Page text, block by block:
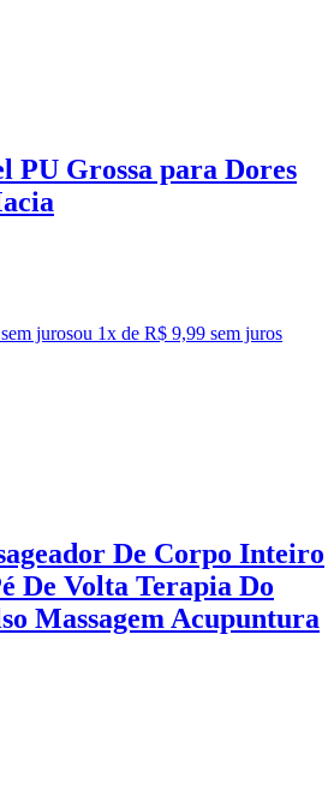
PU Grossa para Dores
jurosou 1x de R$ 9,99 sem juros
De Corpo Inteiro
De Volta Terapia Do
Massagem Acupuntura